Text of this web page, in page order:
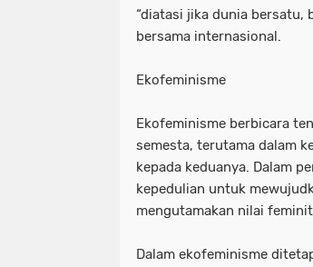
“diatasi jika dunia bersatu,
bersama internasional.
Ekofeminisme
Ekofeminisme berbicara
semesta, terutama dalam
kepada keduanya. Dalam
kepedulian untuk
mengutamakan nilai
Dalam ekofeminisme